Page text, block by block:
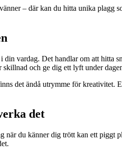
– där kan du hitta unika plagg
vardag. Det handlar om att hitta
skillnad och ge dig ett lyft under
det ändå utrymme för
det
när du känner dig trött kan ett